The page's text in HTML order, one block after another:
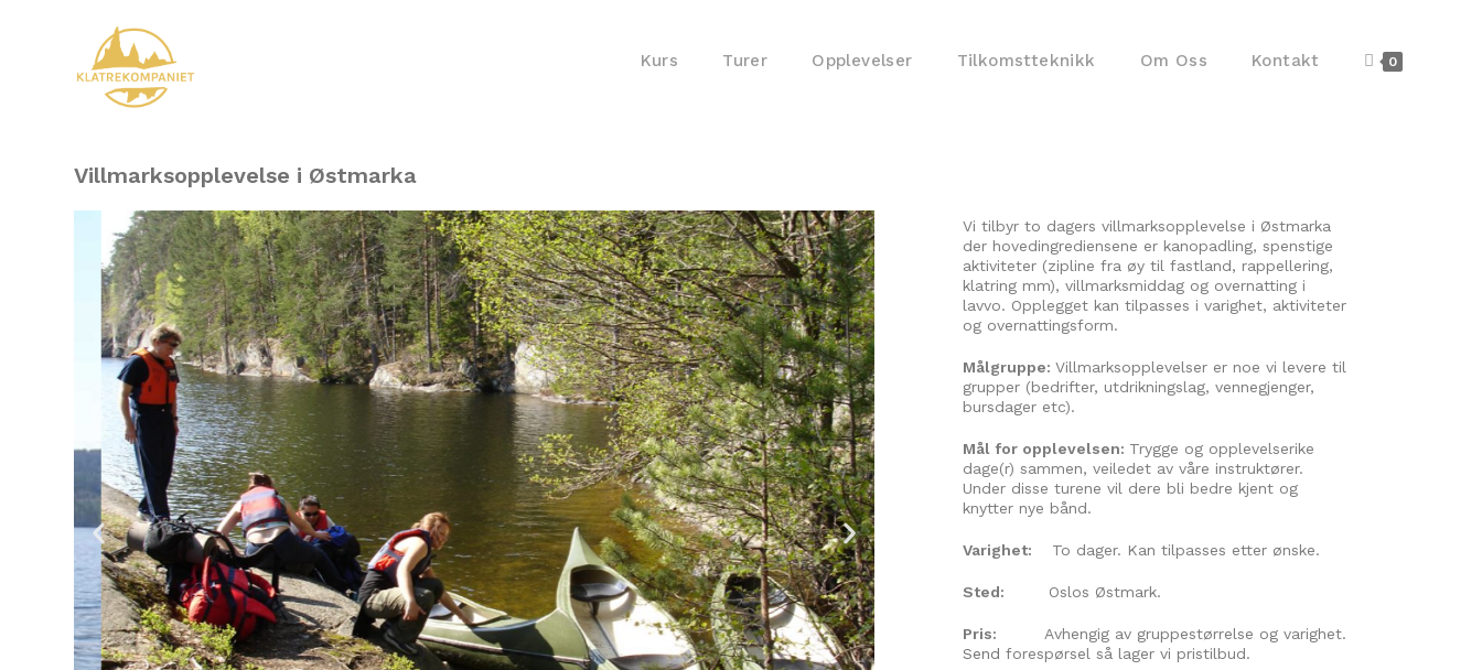
Kurs Turer Opplevelser Tilkomstteknikk Om Oss Kontakt 0
Villmarksopplevelse i Østmarka
Vi tilbyr to dagers villmarksopplevelse i Østmarka
der hovedingrediensene er kanopadling, spenstige
aktiviteter (zipline fra øy til fastland, rappellering,
klatring mm), villmarksmiddag og overnatting i
lavvo. Opplegget kan tilpasses i varighet, aktiviteter
og overnattingsform.
Målgruppe: Villmarksopplevelser er noe vi levere til
grupper (bedrifter, utdrikningslag, vennegjenger,
bursdager etc).
Mål for opplevelsen: Trygge og opplevelserike
dage(r) sammen, veiledet av våre instruktører.
Under disse turene vil dere bli bedre kjent og
knytter nye bånd.
Varighet: To dager. Kan tilpasses etter ønske.
Sted: Oslos Østmark.
Pris:
Avhengig av gruppestørrelse og varighet.
Send forespørsel så lager vi pristilbud.